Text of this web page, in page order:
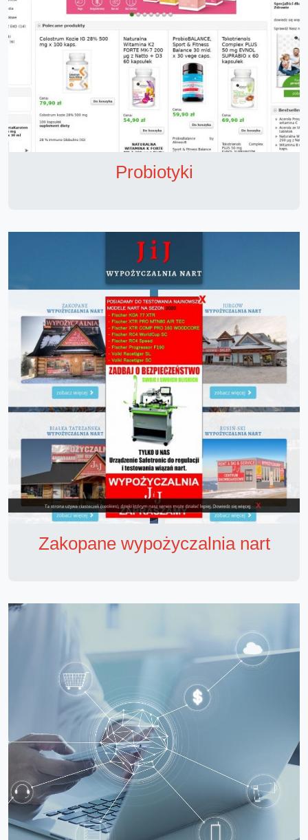
Probiotyki
Zakopane wypożyczalnia nart